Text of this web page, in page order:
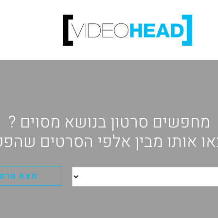
מחפשים סרטון בנושא מסוים ?
אותו מבין אלפי הסרטים